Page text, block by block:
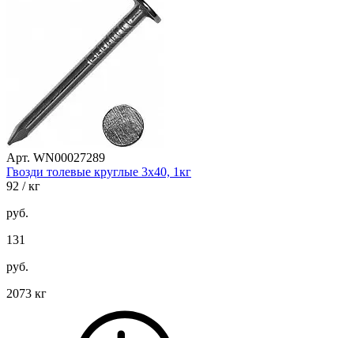
Арт. WN00027289
Гвозди толевые круглые 3х40, 1кг
92 / кг
руб.
131
руб.
2073 кг